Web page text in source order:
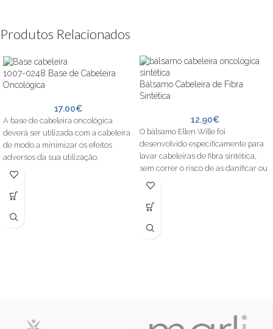
Produtos Relacionados
1007-0248 Base de Cabeleira
Oncológica
17.00€
A base de cabeleira oncológica
deverá ser utilizada com a cabeleira
de modo a minimizar os efeitos
adversos da sua utilização,
permitindo sempre a respiração
Existe num formato de tamanho
único, adaptando-se ao tamanho da
sua cabeça através da elasticidade
Bálsamo Cabeleira de Fibra
Sintética
12.90€
O bálsamo Ellen Wille foi
desenvolvido especificamente para
lavar cabeleiras de fibra sintética,
sem correr o risco de as danificar ou
perderem o volume.
aplicação deste bálsamo, seja feita
uma lavagem à cabeleira com o
champô para cabeleiras de fibra